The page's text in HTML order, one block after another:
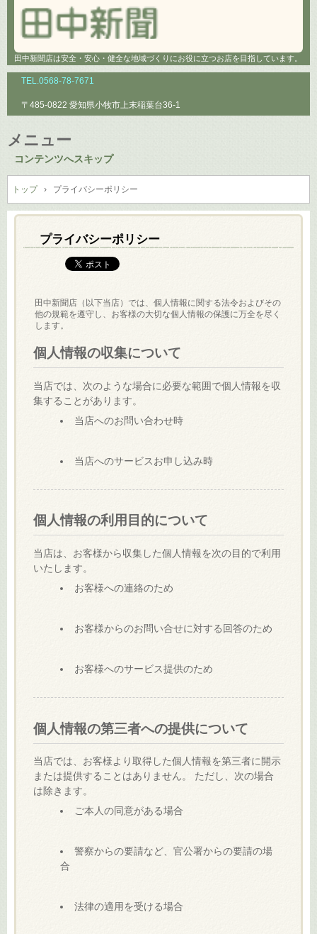
田中新聞店は安全・安心・健全な地域づくりにお役に立つお店を目指しています。
TEL.0568-78-7671
〒485-0822 愛知県小牧市上末稲葉台36-1
メニュー
コンテンツへスキップ
トップ › プライバシーポリシー
プライバシーポリシー
田中新聞店（以下当店）では、個人情報に関する法令およびその
他の規範を遵守し、お客様の大切な個人情報の保護に万全を尽く
します。
個人情報の収集について
当店では、次のような場合に必要な範囲で個人情報を収
集することがあります。
当店へのお問い合わせ時
当店へのサービスお申し込み時
個人情報の利用目的について
当店は、お客様から収集した個人情報を次の目的で利用
いたします。
お客様への連絡のため
お客様からのお問い合せに対する回答のため
お客様へのサービス提供のため
個人情報の第三者への提供について
当店では、お客様より取得した個人情報を第三者に開示
または提供することはありません。 ただし、次の場合
は除きます。
ご本人の同意がある場合
警察からの要請など、官公署からの要請の場
合
法律の適用を受ける場合